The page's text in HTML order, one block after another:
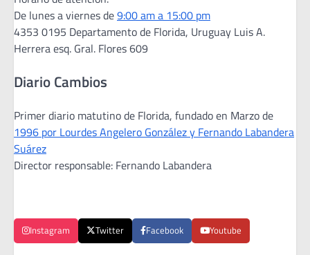
De lunes a viernes de9:00 am a 15:00 pm
4353 0195 Departamento de Florida, Uruguay Luis A.
Herrera esq. Gral. Flores 609
Diario Cambios
Primer diario matutino de Florida, fundado en Marzo de
1996 por Lourdes Angelero González y Fernando Labandera
Suárez
Director responsable: Fernando Labandera
Instagram Twitter Facebook Youtube